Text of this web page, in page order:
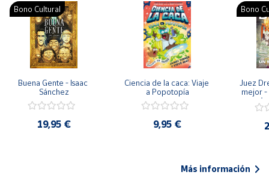
Bono Cultural
Buena Gente - Isaac
Sánchez
19,95 €
Ciencia de la caca: Viaje
a Popotopía
9,95 €
Bono
Juez
mejor -
Más información